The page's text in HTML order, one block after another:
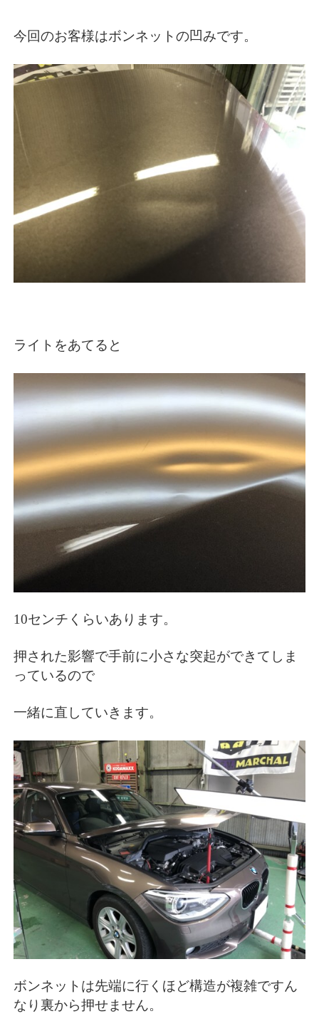
今回のお客様はボンネットの凹みです。
ライトをあてると
10センチくらいあります。
押された影響で手前に小さな突起ができてしま
っているので
一緒に直していきます。
ボンネットは先端に行くほど構造が複雑ですん
なり裏から押せません。